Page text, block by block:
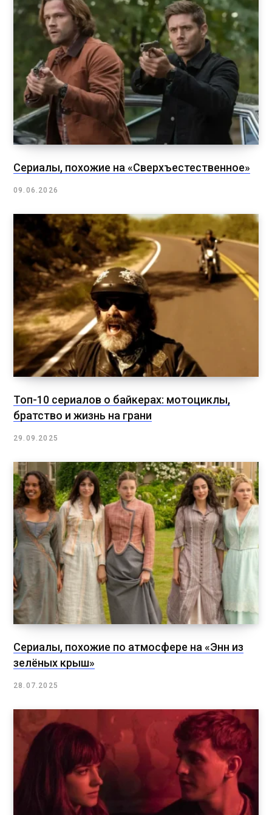
Сериалы, похожие на «Сверхъестественное»
09.06.2026
Топ-10 сериалов о байкерах: мотоциклы,
братство и жизнь на грани
29.09.2025
Сериалы, похожие по атмосфере на «Энн из
зелёных крыш»
28.07.2025